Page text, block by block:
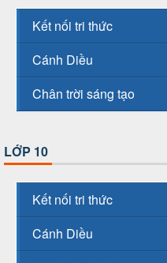
Kết nối tri thức
Cánh Diều
Chân trời sáng tạo
LỚP 10
Kết nối tri thức
Cánh Diều